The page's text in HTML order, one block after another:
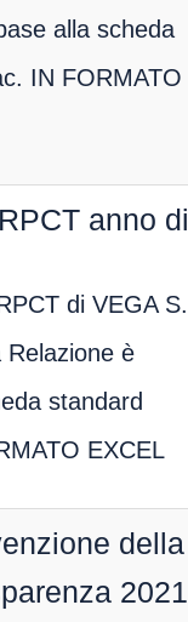
alla scheda
IN FORMATO
anno di
di VEGA
è
standard
EXCEL
della